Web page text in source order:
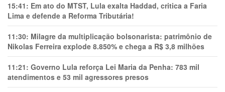
15:41: Em ato do MTST, Lula exalta Haddad, critica a Faria
Lima e defende a Reforma Tributária!
11:30: Milagre da multiplicação bolsonarista: patrimônio de
Nikolas Ferreira explode 8.850% e chega a R$ 3,8 milhões
11:21: Governo Lula reforça Lei Maria da Penha: 783 mil
atendimentos e 53 mil agressores presos